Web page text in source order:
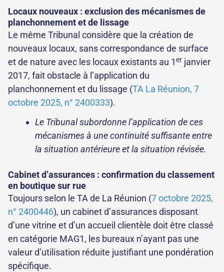
Locaux nouveaux : exclusion des mécanismes de
planchonnement et de lissage
Le même Tribunal considère que la création de
nouveaux locaux, sans correspondance de surface
et de nature avec les locaux existants au 1er janvier
2017, fait obstacle à l’application du
planchonnement et du lissage (TA La Réunion, 7
octobre 2025, n° 2400333).
Le Tribunal subordonne l’application de ces
mécanismes à une continuité suffisante entre
la situation antérieure et la situation révisée.
Cabinet d’assurances : confirmation du classement
en boutique sur rue
Toujours selon le TA de La Réunion (7 octobre 2025,
n° 2400446), un cabinet d’assurances disposant
d’une vitrine et d’un accueil clientèle doit être classé
en catégorie MAG1, les bureaux n’ayant pas une
valeur d’utilisation réduite justifiant une pondération
spécifique.